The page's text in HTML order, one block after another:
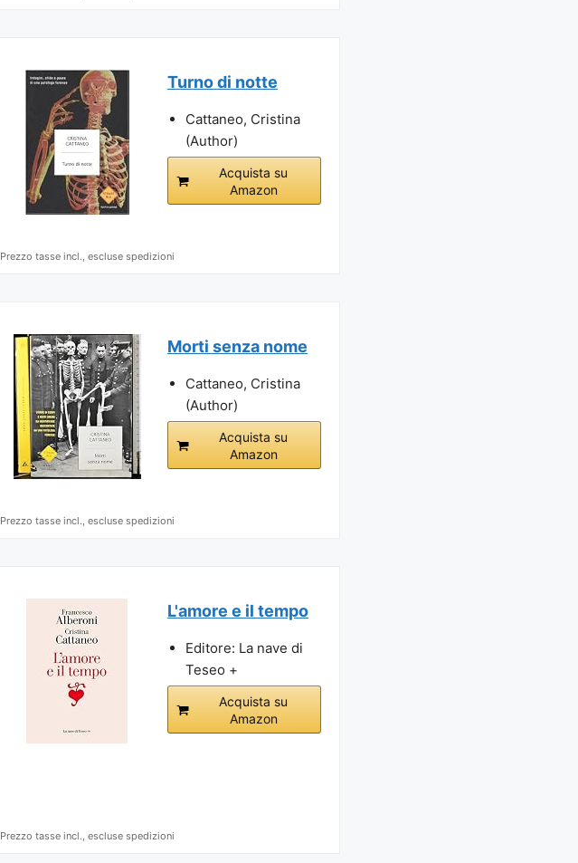
Turno di notte
Cattaneo, Cristina
(Author)
Acquista su
Amazon
Prezzo tasse incl., escluse spedizioni
Morti senza nome
Cattaneo, Cristina
(Author)
Acquista su
Amazon
Prezzo tasse incl., escluse spedizioni
L'amore e il tempo
Editore: La nave di
Teseo +
Acquista su
Amazon
Prezzo tasse incl., escluse spedizioni